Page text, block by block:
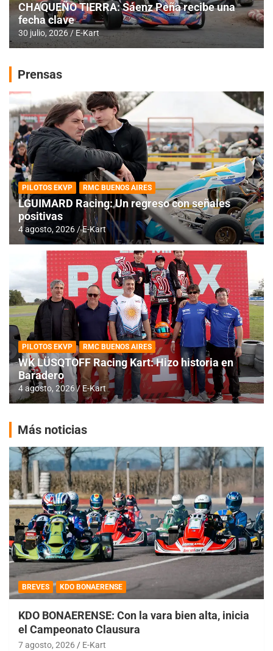
CHAQUEÑO TIERRA: Sáenz Peña recibe una
fecha clave
30 julio, 2026 E-Kart
Prensas
PILOTOS EKVP RMC BUENOS AIRES
LGUIMARD Racing: Un regreso con señales
positivas
4 agosto, 2026 E-Kart
PILOTOS EKVP RMC BUENOS AIRES
WK LÜSQTOFF Racing Kart: Hizo historia en
Baradero
4 agosto, 2026 E-Kart
Más noticias
BREVES KDO BONAERENSE
KDO BONAERENSE: Con la vara bien alta, inicia
el Campeonato Clausura
7 agosto, 2026 E-Kart